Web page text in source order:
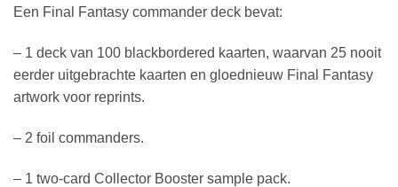
Een Final Fantasy commander deck bevat:
– 1 deck van 100 blackbordered kaarten, waarvan 25 nooit
eerder uitgebrachte kaarten en gloednieuw Final Fantasy
artwork voor reprints.
– 2 foil commanders.
– 1 two-card Collector Booster sample pack.